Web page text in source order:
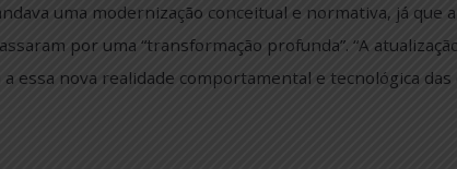
de segurança viária no país. Para isso, o
custo publicado pelo antigo Departamento
como Departamento Nacional de Infraestrutura